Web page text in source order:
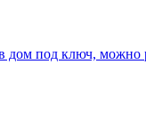
под ключ, можно